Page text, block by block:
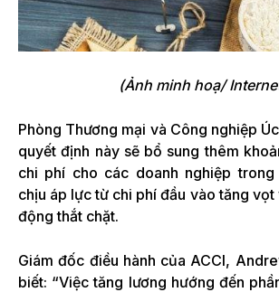
(Ảnh minh hoạ/
Phòng Thương mại và Công nghiệp
quyết định này sẽ bổ sung thêm
chi phí cho các doanh nghiệp
chịu áp lực từ chi phí đầu vào tăng
động thắt chặt.
Giám đốc điều hành của ACCI,
biết: “Việc tăng lương hướng đến